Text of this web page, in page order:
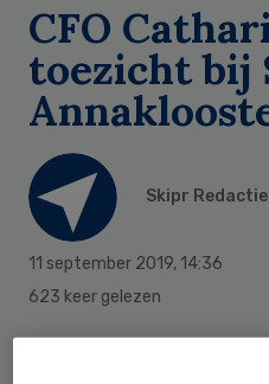
CFO
toezicht bij
Skipr Redactie
11 september 2019, 14:36
623 keer gelezen